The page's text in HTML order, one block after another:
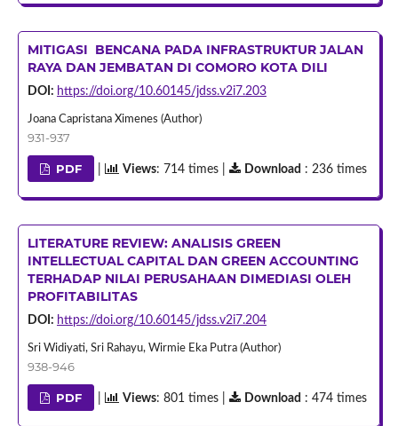
MITIGASI BENCANA PADA INFRASTRUKTUR JALAN
RAYA DAN JEMBATAN DI COMORO KOTA DILI
DOI: https://doi.org/10.60145/jdss.v2i7.203
Joana Capristana Ximenes (Author)
931-937
PDF Views: 714 times | Download : 236 times
LITERATURE REVIEW: ANALISIS GREEN
INTELLECTUAL CAPITAL DAN GREEN ACCOUNTING
TERHADAP NILAI PERUSAHAAN DIMEDIASI OLEH
PROFITABILITAS
DOI: https://doi.org/10.60145/jdss.v2i7.204
Sri Widiyati, Sri Rahayu, Wirmie Eka Putra (Author)
938-946
PDF Views: 801 times | Download : 474 times